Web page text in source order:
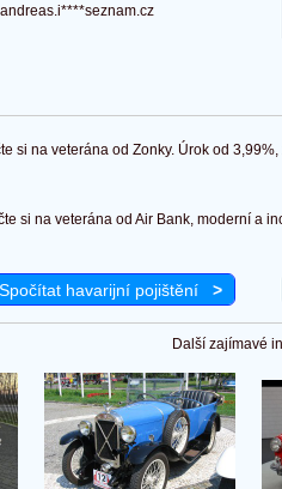
andreas.i****seznam.cz
si na veterána od Zonky. Úrok od
si na veterána od Air Bank, moderní a
Spočítat havarijní pojištění >
Další zajímavé